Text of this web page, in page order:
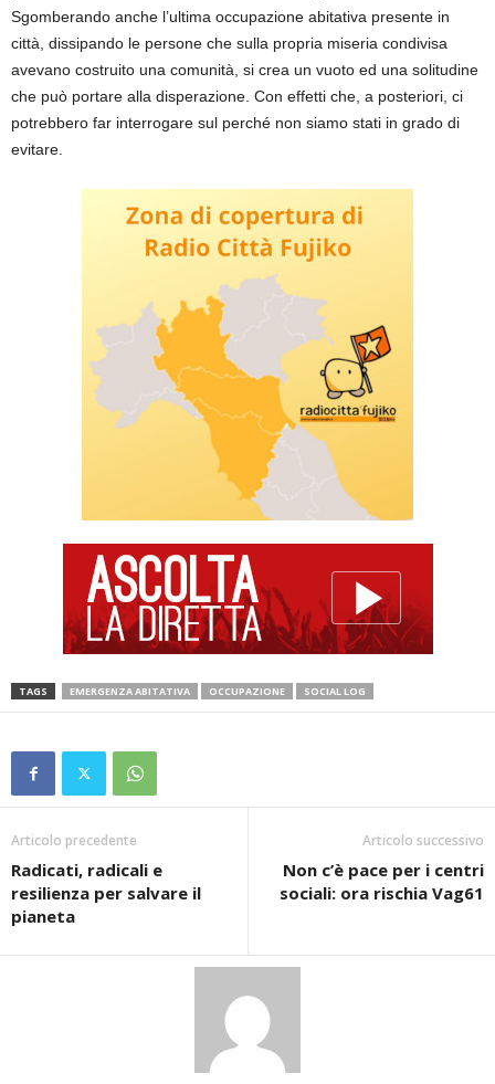
Sgomberando anche l’ultima occupazione abitativa presente in
città, dissipando le persone che sulla propria miseria condivisa
avevano costruito una comunità, si crea un vuoto ed una solitudine
che può portare alla disperazione. Con effetti che, a posteriori, ci
potrebbero far interrogare sul perché non siamo stati in grado di
evitare.
TAGS EMERGENZA ABITATIVA OCCUPAZIONE SOCIAL LOG
Articolo precedente
Radicati, radicali e
resilienza per salvare il
pianeta
Articolo successivo
Non c’è pace per i centri
sociali: ora rischia Vag61